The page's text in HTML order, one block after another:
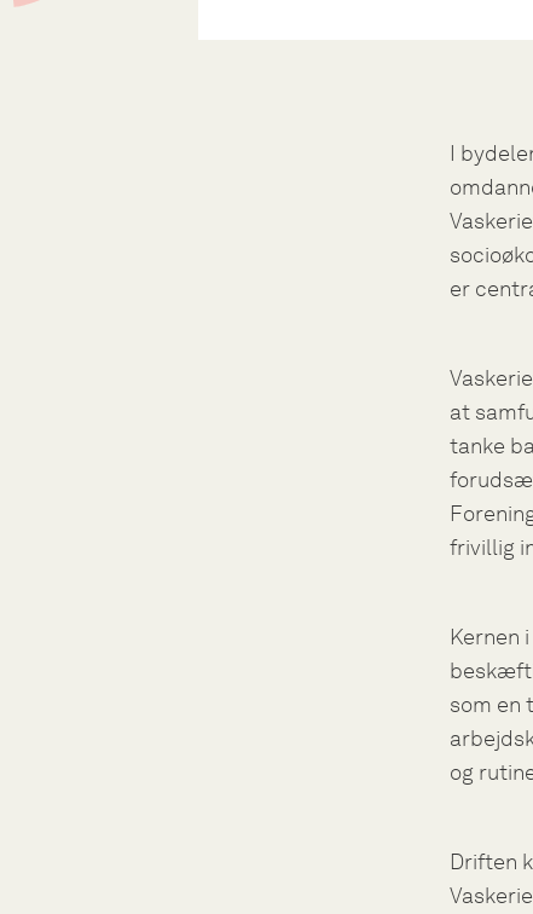
I
er
at
tanke
frivillig
Kernen
som en
og
Driften